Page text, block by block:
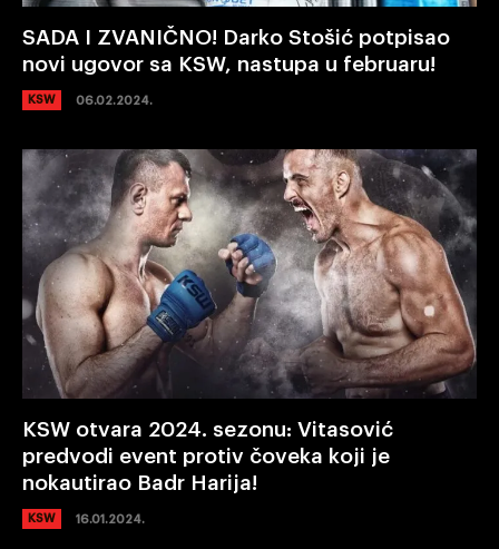
SADA I ZVANIČNO! Darko Stošić potpisao
novi ugovor sa KSW, nastupa u februaru!
KSW 06.02.2024.
KSW otvara 2024. sezonu: Vitasović
predvodi event protiv čoveka koji je
nokautirao Badr Harija!
KSW 16.01.2024.